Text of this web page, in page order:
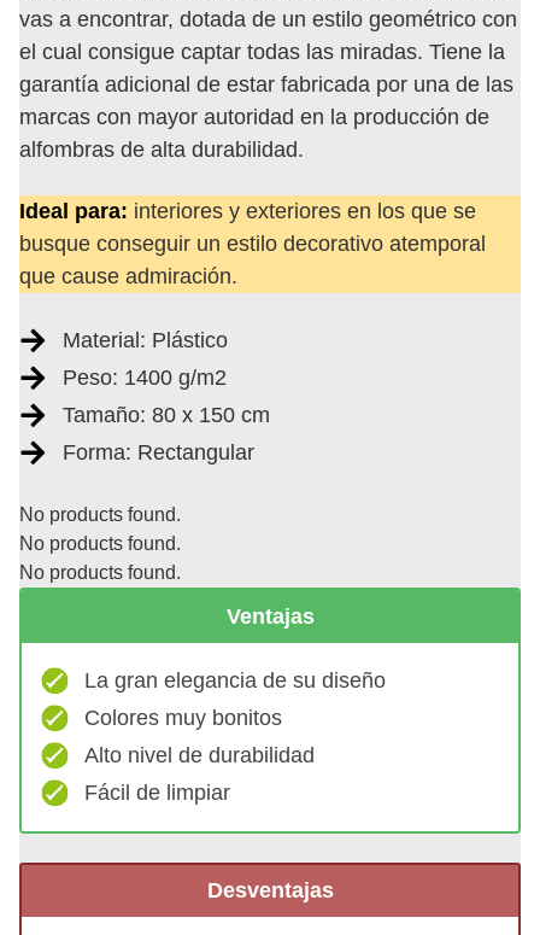
vas a encontrar, dotada de un estilo geométrico con
el cual consigue captar todas las miradas. Tiene la
garantía adicional de estar fabricada por una de las
marcas con mayor autoridad en la producción de
alfombras de alta durabilidad.
Ideal para: interiores y exteriores en los que se
busque conseguir un estilo decorativo atemporal
que cause admiración.
Material: Plástico
Peso: 1400 g/m2
Tamaño: 80 x 150 cm
Forma: Rectangular
No products found.
No products found.
No products found.
Ventajas
La gran elegancia de su diseño
Colores muy bonitos
Alto nivel de durabilidad
Fácil de limpiar
Desventajas